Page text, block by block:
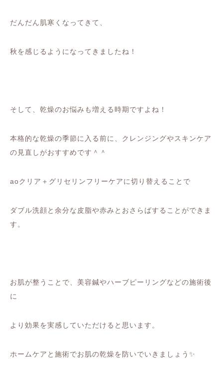
だんだん肌寒くなってきて、
秋を感じるようになってきましたね！
そして、乾燥のお悩みも増える時期ですよね！
本格的な乾燥の季節に入る前に、クレンジングやスキンケア
の見直しがおすすめです＾＾
aoクリア＋グリセリンフリーケアに切り替えることで
ダブル洗顔と余分な皮脂や赤みとおさらばすることができま
す。
お肌が整うことで、美容鍼やハーブピーリングなどの施術後
に
より効果を実感していただけると思います。
ホームケアと施術でお肌の乾燥を防いでいきましょう✨